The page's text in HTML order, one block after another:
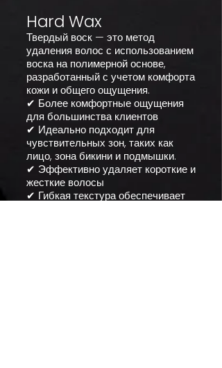
Hard Wax
Твердый воск — это метод
удаления волос с использованием
воска на полимерной основе,
разработанный с учетом комфорта
кожи и общего ощущения.
✔ Более комфортные ощущения
для большинства клиентов
✔ Идеально подходит для
чувствительных зон, таких как
лицо, зона бикини и подмышки.
✔ Эффективно удаляет короткие и
жесткие волосы
✔ Гибкая текстура обеспечивает